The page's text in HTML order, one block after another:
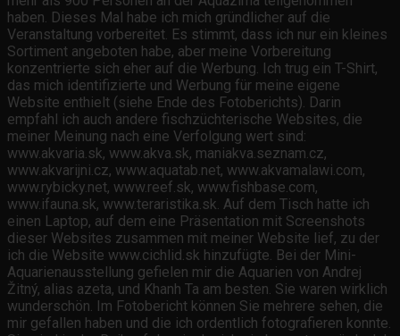
haben. Dieses Mal habe ich mich gründlicher auf die
Veranstaltung vorbereitet. Es stimmt, dass ich nur ein kleines
Sortiment angeboten habe, aber meine Vorbereitung
konzentrierte sich eher auf die Werbung. Ich trug ein T-Shirt,
das mich identifizierte und Werbung für meine eigene
Website enthielt (siehe Ende des Fotoberichts). Darin
empfahl ich auch andere fischzüchterische Websites, die
meiner Meinung nach eine Verfolgung wert sind:
www.akvaria.sk, www.akva.sk, maniakva.seznam.cz,
www.akvarijni.cz, www.aquatab.net, www.akvamalawi.com,
www.rybicky.net, www.reef.sk, www.fishbase.com,
www.ifauna.sk, www.teraristika.sk. Auf dem Tisch hatte ich
einen Laptop, auf dem eine Präsentation mit Screenshots
dieser Websites zusammen mit meiner Website lief, zu der
ich die Website www.cichlid.sk hinzufügte. Bei der Mini-
Aquarienausstellung gefielen mir die Aquarien von Andrej
Žitný, alias azeta, und Khanh Ta am besten. Sie waren wirklich
wunderschön. Im Fotobericht können Sie mehrere sehen, die
mir gefallen haben und die ich ordentlich fotografieren konnte.